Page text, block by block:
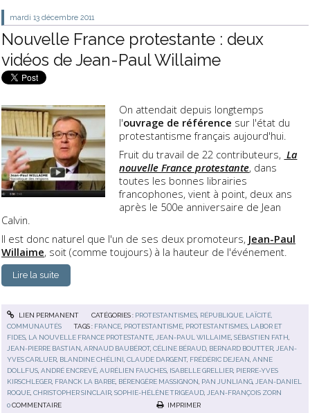
mardi 13 décembre 2011
Nouvelle France protestante : deux
vidéos de Jean-Paul Willaime
On attendait depuis longtemps
l'ouvrage de référence sur l'état du
protestantisme français aujourd'hui.
Fruit du travail de 22 contributeurs, La
nouvelle France protestante, dans
toutes les bonnes librairies
francophones, vient à point, deux ans
après le 500e anniversaire de Jean
Calvin.
Il est donc naturel que l'un de ses deux promoteurs, Jean-Paul
Willaime, soit (comme toujours) à la hauteur de l'événement.
Lire la suite
LIEN PERMANENT CATÉGORIES : PROTESTANTISMES, RÉPUBLIQUE, LAÏCITÉ,
COMMUNAUTÉS
TAGS : FRANCE PROTESTANTISME PROTESTANTISMES LABOR ET
FIDES LA NOUVELLE FRANCE PROTESTANTE JEAN-PAUL WILLAIME ,SÉBASTIEN FATH
JEAN-PIERRE BASTIAN ,ARNAUD BAUBÉROT,CÉLINE BÉRAUD BERNARD BOUTTER
JEAN-
YVES CARLUER BLANDINE CHÉLINI ,CLAUDE DARGENT, FRÉDÉRIC DEJEAN ,ANNE
DOLLFUS ,ANDRÉ ENCREVÉ ,AURÉLIEN FAUCHES ISABELLE GRELLIER PIERRE-YVES
KIRSCHLEGER FRANCK LA BARBE BÉRENGÈRE MASSIGNON PAN JUNLIANG
JEAN-DANIEL
ROQUE ,CHRISTOPHER SINCLAIR ,SOPHIE-HÉLÈNE TRIGEAUD
JEAN-FRANÇOIS ZORN
0COMMENTAIRE IMPRIMER